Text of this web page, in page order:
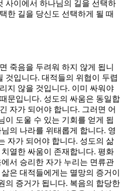
사이에서 하나님의 길을 선택하
한 길을 당신도 선택하게 될 때
죽음을 두려워 하지 않게 됩니
것입니다. 대적들의 위협이 두렵
지 않을 것입니다. 이미 싸워야
문입니다. 성도의 싸움은 동일합
자가 되어야 합니다. 그러면 어
이 도울 수 있는 기회를 얻게 됩
의 나라를 위태롭게 합니다. 영
자가 되어야 합니다. 성도의 삶
열한 싸움이 존재합니다. 평화
서 승리한 자가 누리는 면류관
은 대적들에게는 멸망의 증거이
의 증거가 됩니다. 복음의 합당한